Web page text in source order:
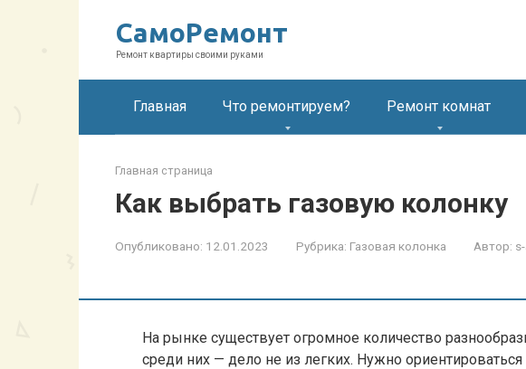
СамоРемонт
Ремонт квартиры своими руками
Главная Что ремонтируем? Ремонт комнат
Главная страница
Как выбрать газовую колонку
Опубликовано: 12.01.2023 Рубрика: Газовая колонка Автор:
На рынке существует огромное количество
среди них — дело не из легких. Нужно